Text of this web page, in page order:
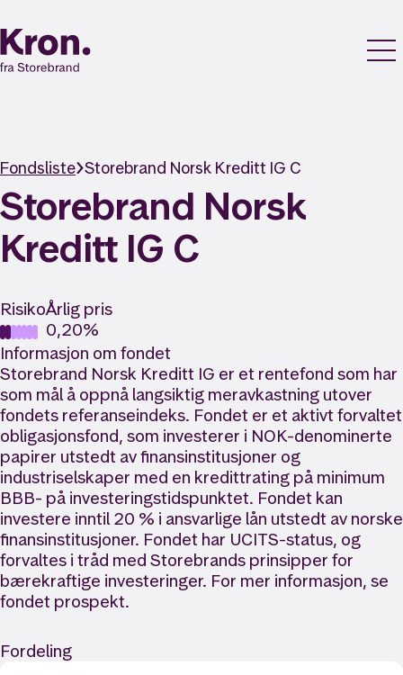
Fondsliste Storebrand Norsk Kreditt IG C
Storebrand Norsk
Kreditt IG C
RisikoÅrlig pris
0,20%
Informasjon om fondet
Storebrand Norsk Kreditt IG er et rentefond som har
som mål å oppnå langsiktig meravkastning utover
fondets referanseindeks. Fondet er et aktivt forvaltet
obligasjonsfond, som investerer i NOK-denominerte
papirer utstedt av finansinstitusjoner og
industriselskaper med en kredittrating på minimum
BBB- på investeringstidspunktet. Fondet kan
investere inntil 20 % i ansvarlige lån utstedt av norske
finansinstitusjoner. Fondet har UCITS-status, og
forvaltes i tråd med Storebrands prinsipper for
bærekraftige investeringer. For mer informasjon, se
fondet prospekt.
Fordeling